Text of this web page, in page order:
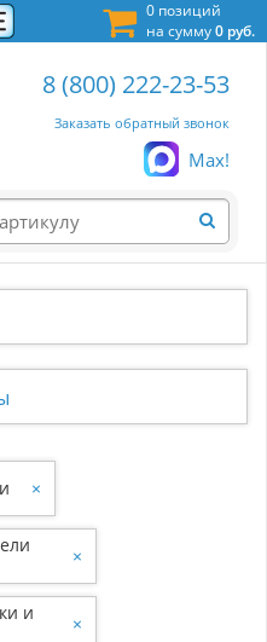
0 позиций
на сумму0 руб.
8 (800) 222-23-53
Заказать обратный звонок
Max!
×
×
и
×